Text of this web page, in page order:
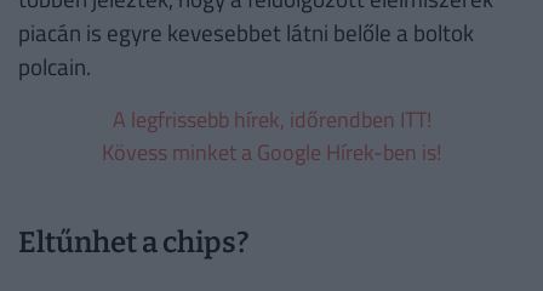
piacán is egyre kevesebbet látni belőle a boltok
polcain.
A legfrissebb hírek, időrendben ITT!
Kövess minket a Google Hírek-ben is!
Eltűnhet a chips?